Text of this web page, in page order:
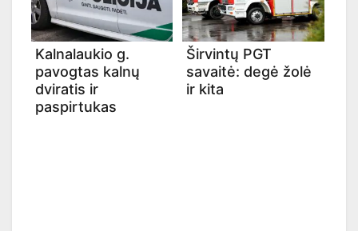
Kalnalaukio g.
pavogtas kalnų
dviratis ir
paspirtukas
Širvintų PGT
savaitė: degė žolė
ir kita